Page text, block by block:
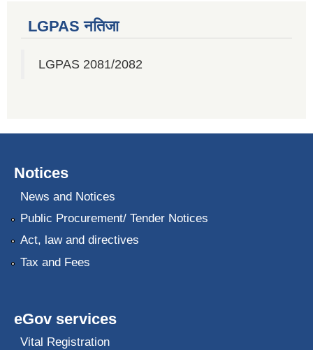
LGPAS नतिजा
LGPAS 2081/2082
Notices
News and Notices
Public Procurement/ Tender Notices
Act, law and directives
Tax and Fees
eGov services
Vital Registration